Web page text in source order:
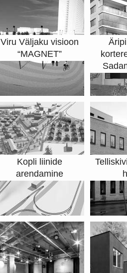
Viru Väljaku visioon
“MAGNET”
Kopli liinide
arendamine